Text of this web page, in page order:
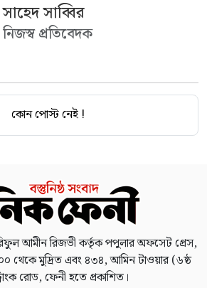
সাহেদ সাব্বির
নিজস্ব প্রতিবেদক
কোন পোস্ট নেই !
আমীন রিজভী কর্তৃক পপুলার অফসেট প্রেস,
থেকে মুদ্রিত এবং ৪৩৪, আমিন টাওয়ার (৬ষ্ঠ
রোড, ফেনী হতে প্রকাশিত।